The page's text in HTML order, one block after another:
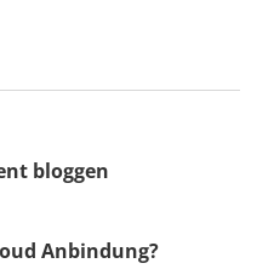
bloggen
Anbindung?